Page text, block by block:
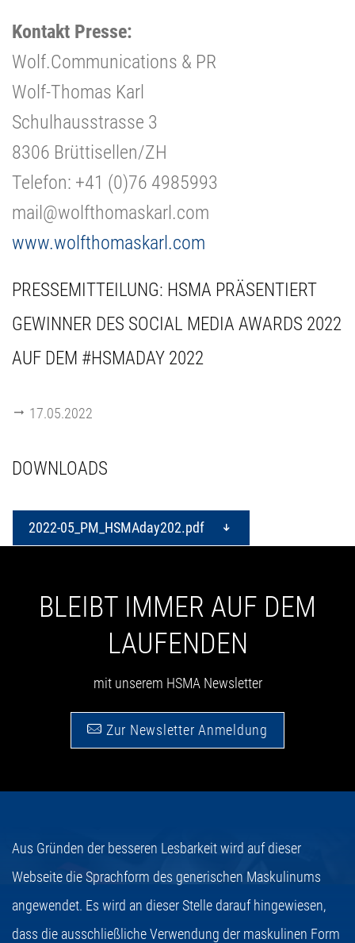
Kontakt Presse:
Wolf.Communications & PR
Wolf-Thomas Karl
Schulhausstrasse 3
8306 Brüttisellen/ZH
Telefon: +41 (0)76 4985993
mail@wolfthomaskarl.com
www.wolfthomaskarl.com
PRESSEMITTEILUNG: HSMA PRÄSENTIERT
GEWINNER DES SOCIAL MEDIA AWARDS 2022
AUF DEM #HSMADAY 2022
17.05.2022
DOWNLOADS
2022-05_PM_HSMAday202.pdf
BLEIBT IMMER AUF DEM
LAUFENDEN
mit unserem HSMA Newsletter
Zur Newsletter Anmeldung
Aus Gründen der besseren Lesbarkeit wird auf dieser
Webseite die Sprachform des generischen Maskulinums
angewendet. Es wird an dieser Stelle darauf hingewiesen,
dass die ausschließliche Verwendung der maskulinen Form